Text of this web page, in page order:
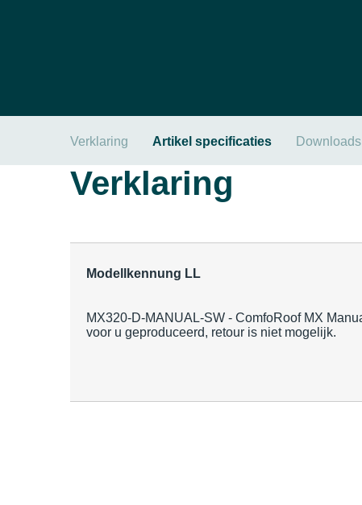
Verklaring Artikel specificaties Downloads
Verklaring
Modellkennung LL
MX320-D-MANUAL-SW - ComfoRoof MX
voor u geproduceerd, retour is niet mogelijk.